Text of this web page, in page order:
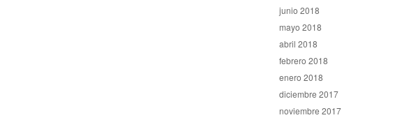
junio 2018
mayo 2018
abril 2018
febrero 2018
enero 2018
diciembre 2017
noviembre 2017